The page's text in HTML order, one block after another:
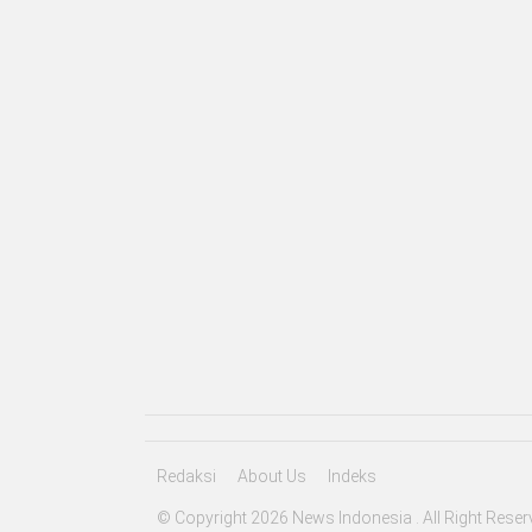
Redaksi About Us Indeks
© Copyright 2026 News Indonesia . All Right